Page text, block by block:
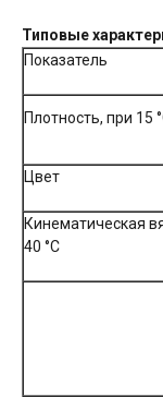
Типовые
Показатель
Плотность, при 15
Цвет
Кинематическая
40 °С
при